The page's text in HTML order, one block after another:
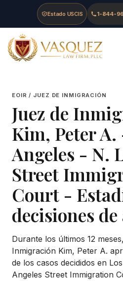
Skip to main content
Skip to navigation
Skip to footer
Estado USCIS 1-844-
Vasquez Law Firm - Home
EOIR / JUEZ DE INMIGRACIÓN
Juez de
Kim, Peter A.
Angeles - N.
Street
Court -
decisiones
Durante los últimos 12
Inmigración Kim, Peter A.
de los casos decididos en
Angeles Street Immigration